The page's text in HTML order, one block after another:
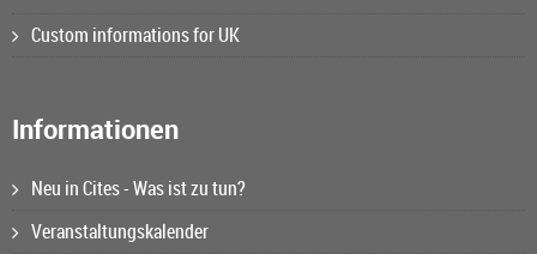
Custom informations for UK
Informationen
Neu in Cites - Was ist zu tun?
Veranstaltungskalender